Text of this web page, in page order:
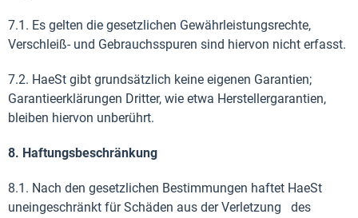
7.1. Es gelten die gesetzlichen Gewährleistungsrechte,
Verschleiß- und Gebrauchsspuren sind hiervon nicht erfasst.
7.2. HaeSt gibt grundsätzlich keine eigenen Garantien;
Garantieerklärungen Dritter, wie etwa Herstellergarantien,
bleiben hiervon unberührt.
8. Haftungsbeschränkung
8.1. Nach den gesetzlichen Bestimmungen haftet HaeSt
uneingeschränkt für Schäden aus der Verletzung des